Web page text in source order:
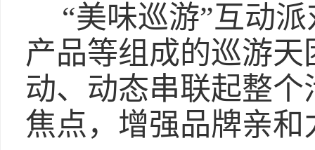
“美味巡游”互动
产品等组成的巡游
动、动态串联起整
焦点，增强品牌亲和